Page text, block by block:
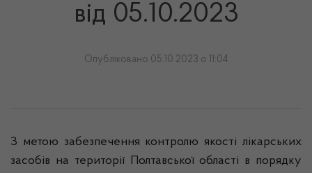
від 05.10.2023
Опубліковано 05.10.2023 о 11:04
З метою забезпечення контролю якості лікарських
засобів на території Полтавської області в порядку